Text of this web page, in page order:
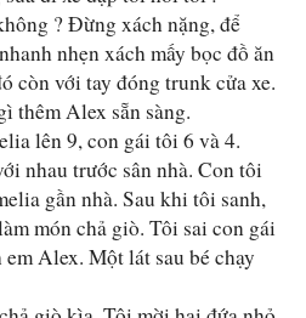
? Đừng xách nặng, để
nhẹn xách mấy bọc đồ ăn
còn với tay đóng trunk cửa xe.
thêm Alex sẵn sàng.
lên 9, con gái tôi 6 và 4.
nhau trước sân nhà. Con tôi
gần nhà. Sau khi tôi sanh,
món chả giò. Tôi sai con gái
Alex. Một lát sau bé chạy